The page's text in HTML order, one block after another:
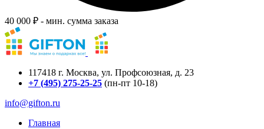
40 000 ₽ - мин. сумма заказа
117418 г. Москва, ул. Профсоюзная, д. 23
+7 (495) 275-25-25 (пн-пт 10-18)
info@gifton.ru
Главная